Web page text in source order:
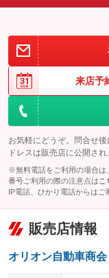
：装備なし
来店予
お気軽にどうぞ。問合せ
ドレスは販売店に公開され
※無料電話をご利用の場合は
番号ご利用の際の注意点は こ
IP電話、ひかり電話からはご
販売店情報
オリオン自動車商会